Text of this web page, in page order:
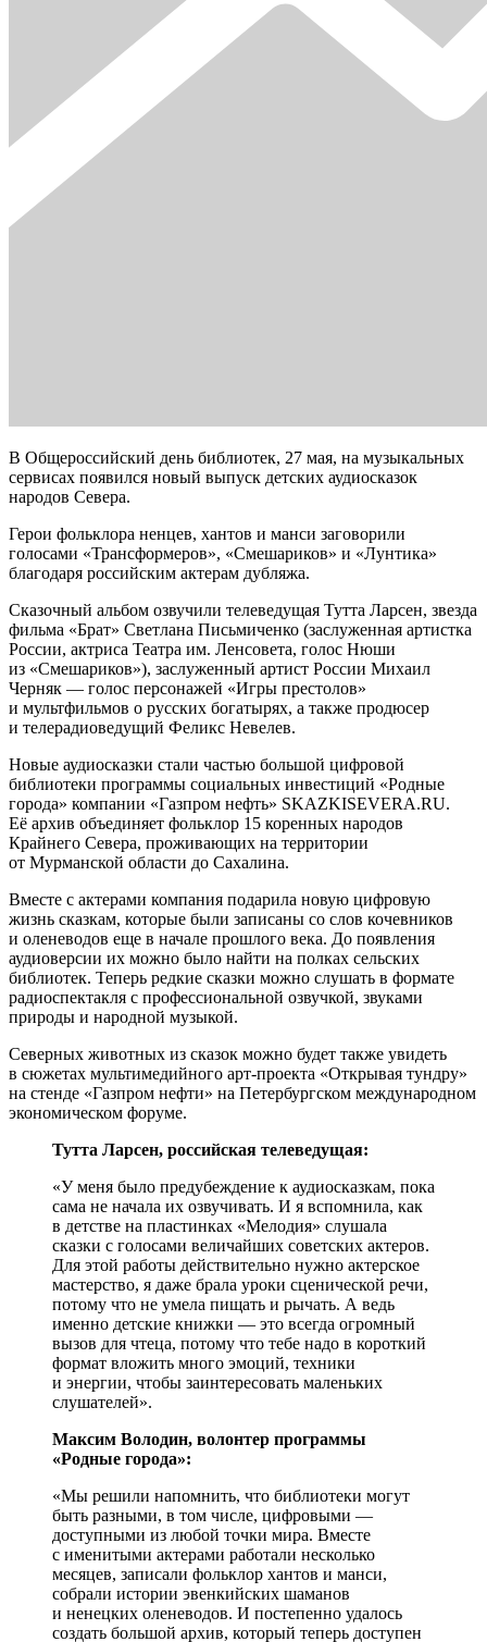
В Общероссийский день библиотек, 27 мая, на музыкальных
сервисах появился новый выпуск детских аудиосказок
народов Севера.
Герои фольклора ненцев, хантов и манси заговорили
голосами «Трансформеров», «Смешариков» и «Лунтика»
благодаря российским актерам дубляжа.
Сказочный альбом озвучили телеведущая Тутта Ларсен, звезда
фильма «Брат» Светлана Письмиченко (заслуженная артистка
России, актриса Театра им. Ленсовета, голос Нюши
из «Смешариков»), заслуженный артист России Михаил
Черняк — голос персонажей «Игры престолов»
и мультфильмов о русских богатырях, а также продюсер
и телерадиоведущий Феликс Невелев.
Новые аудиосказки стали частью большой цифровой
библиотеки программы социальных инвестиций «Родные
города» компании «Газпром нефть» SKAZKISEVERA.RU.
Её архив объединяет фольклор 15 коренных народов
Крайнего Севера, проживающих на территории
от Мурманской области до Сахалина.
Вместе с актерами компания подарила новую цифровую
жизнь сказкам, которые были записаны со слов кочевников
и оленеводов еще в начале прошлого века. До появления
аудиоверсии их можно было найти на полках сельских
библиотек. Теперь редкие сказки можно слушать в формате
радиоспектакля с профессиональной озвучкой, звуками
природы и народной музыкой.
Северных животных из сказок можно будет также увидеть
в сюжетах мультимедийного арт-проекта «Открывая тундру»
на стенде «Газпром нефти» на Петербургском международном
экономическом форуме.
Тутта Ларсен, российская телеведущая:
«У меня было предубеждение к аудиосказкам, пока
сама не начала их озвучивать. И я вспомнила, как
в детстве на пластинках «Мелодия» слушала
сказки с голосами величайших советских актеров.
Для этой работы действительно нужно актерское
мастерство, я даже брала уроки сценической речи,
потому что не умела пищать и рычать. А ведь
именно детские книжки — это всегда огромный
вызов для чтеца, потому что тебе надо в короткий
формат вложить много эмоций, техники
и энергии, чтобы заинтересовать маленьких
слушателей».
Максим Володин, волонтер программы
«Родные города»:
«Мы решили напомнить, что библиотеки могут
быть разными, в том числе, цифровыми —
доступными из любой точки мира. Вместе
с именитыми актерами работали несколько
месяцев, записали фольклор хантов и манси,
собрали истории эвенкийских шаманов
и ненецких оленеводов. И постепенно удалось
создать большой архив, который теперь доступен